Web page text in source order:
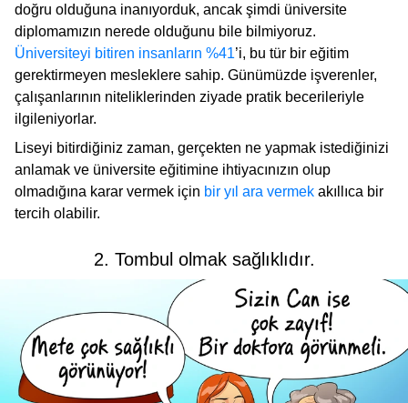
doğru olduğuna inanıyorduk, ancak şimdi üniversite
diplomamızın nerede olduğunu bile bilmiyoruz.
Üniversiteyi bitiren insanların %41’i, bu tür bir eğitim
gerektirmeyen mesleklere sahip. Günümüzde işverenler,
çalışanlarının niteliklerinden ziyade pratik becerileriyle
ilgileniyorlar.
Liseyi bitirdiğiniz zaman, gerçekten ne yapmak istediğinizi
anlamak ve üniversite eğitimine ihtiyacınızın olup
olmadığına karar vermek için bir yıl ara vermek akıllıca bir
tercih olabilir.
2. Tombul olmak sağlıklıdır.